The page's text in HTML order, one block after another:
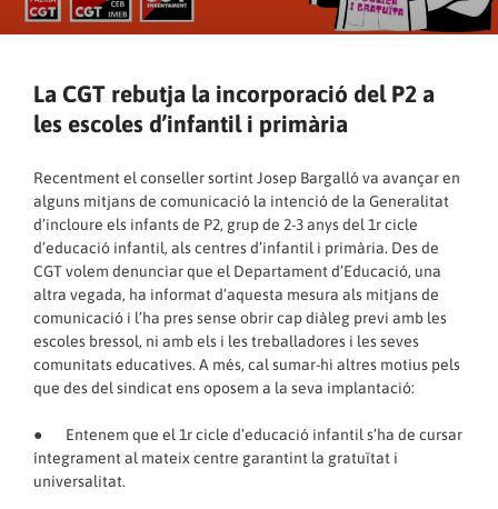
La CGT rebutja la incorporació del P2 a
les escoles d’infantil i primària
Recentment el conseller sortint Josep Bargalló va avançar en
alguns mitjans de comunicació la intenció de la Generalitat
d’incloure els infants de P2, grup de 2-3 anys del 1r cicle
d’educació infantil, als centres d’infantil i primària. Des de
CGT volem denunciar que el Departament d’Educació, una
altra vegada, ha informat d’aquesta mesura als mitjans de
comunicació i l’ha pres sense obrir cap diàleg previ amb les
escoles bressol, ni amb els i les treballadores i les seves
comunitats educatives. A més, cal sumar-hi altres motius pels
que des del sindicat ens oposem a la seva implantació:
● Entenem que el 1r cicle d’educació infantil s’ha de cursar
íntegrament al mateix centre garantint la gratuïtat i
universalitat.